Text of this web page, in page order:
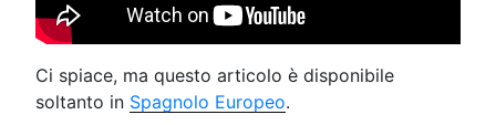
Ci spiace, ma questo articolo è disponibile
soltanto in Spagnolo Europeo.